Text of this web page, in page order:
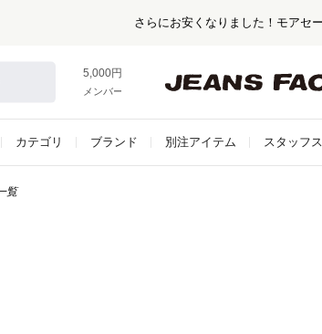
さらにお安くなりました！モアセ
5,000円以上お買い上げで送料無料！
メンバー登録でお得な情報をゲット。さらに詳しく
カテゴリ ブランド 別注アイテム スタッフ
覧